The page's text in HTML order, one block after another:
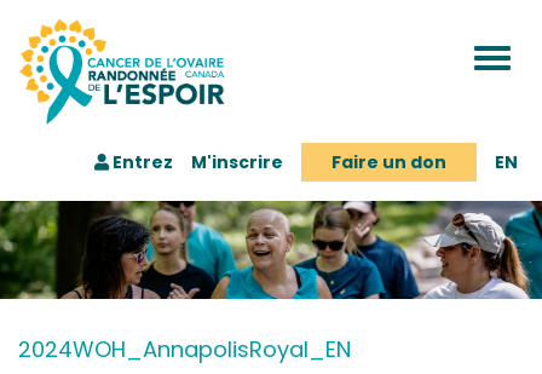
Entrez M'inscrire Faire un don EN
2024WOH_AnnapolisRoyal_EN